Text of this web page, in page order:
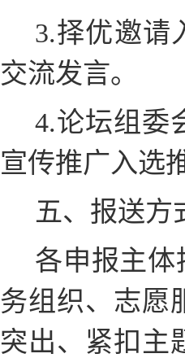
3.择优邀请
交流发言。
4.论坛组委
宣传推广入选
五、报送方
各申报主体
务组织、志愿
突出、紧扣主